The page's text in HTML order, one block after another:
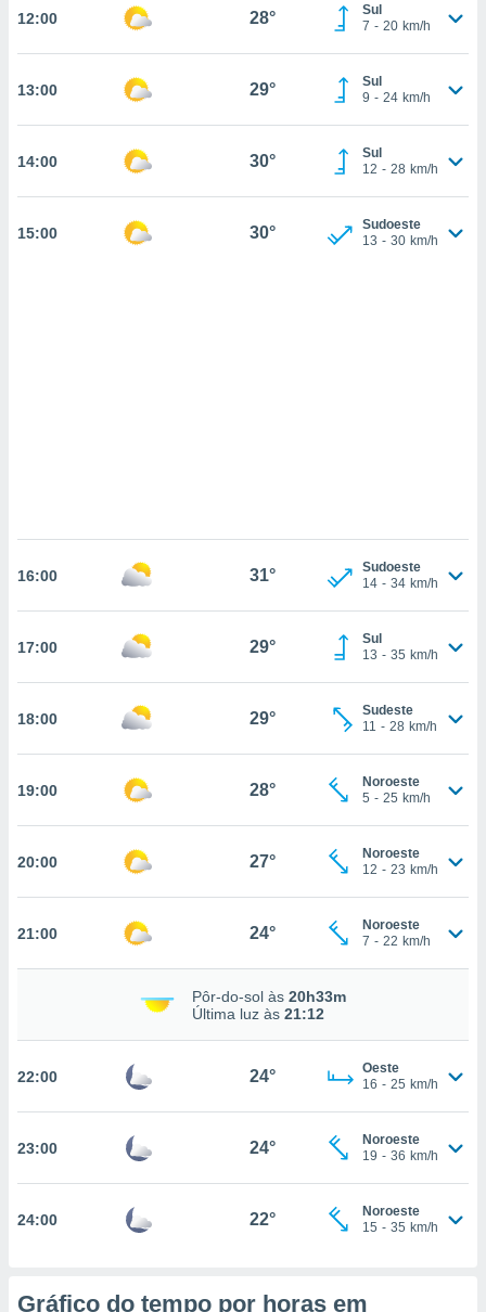
a
todos os
no
a
cookies,
caso,
para
ou
de
CONFIGURAÇÕES
12:00 28°
Sul
7 - 20 km/h
13:00 29°
Sul
9 - 24 km/h
14:00 30°
Sul
12 - 28 km/h
15:00 30°
Sudoeste
13 - 30 km/h
16:00 31°
Sudoeste
14 - 34 km/h
17:00 29°
Sul
13 - 35 km/h
18:00 29°
Sudeste
11 - 28 km/h
19:00 28°
Noroeste
5 - 25 km/h
20:00 27°
Noroeste
12 - 23 km/h
21:00 24°
Noroeste
7 - 22 km/h
Pôr-do-sol às 20h33m
Última luz às 21:12
22:00 24°
Oeste
16 - 25 km/h
23:00 24°
Noroeste
19 - 36 km/h
24:00 22°
Noroeste
15 - 35 km/h
Gráfico do tempo por horas em